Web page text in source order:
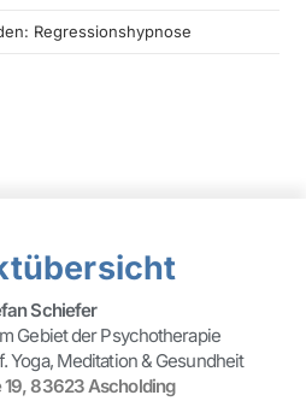
Regressionshypnose
Schiefer
Gebiet der Psychotherapie
Yoga, Meditation & Gesundheit
83623 Ascholding